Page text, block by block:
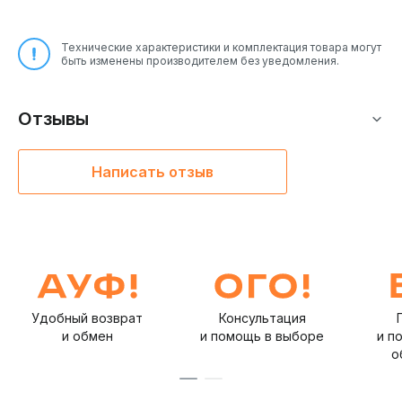
Технические характеристики и комплектация товара могут
быть изменены производителем без уведомления.
Отзывы
Написать отзыв
Удобный возврат
и обмен
Консультация
и помощь в выборе
и